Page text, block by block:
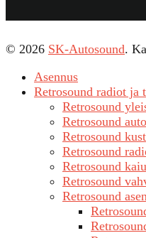
© 2026 SK-Autosound.
Asennus
Retrosound radiot ja
Retrosound
Retrosound
Retrosound
Retrosound
Retrosound
Retrosound
Retrosound